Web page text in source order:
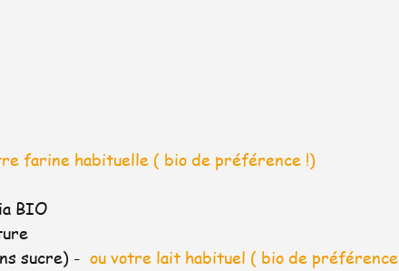
farine habituelle ( bio de préférence !)
BIO
sucre) - ou votre lait habituel ( bio de préférence